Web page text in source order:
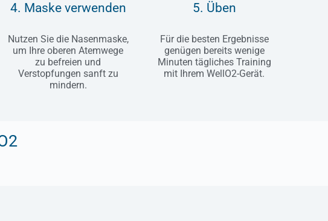
4. Maske verwenden
Nutzen Sie die Nasenmaske,
um Ihre oberen Atemwege
zu befreien und
Verstopfungen sanft zu
mindern.
5. Üben
Für die besten Ergebnisse
genügen bereits wenige
Minuten tägliches Training
mit Ihrem WellO2-Gerät.